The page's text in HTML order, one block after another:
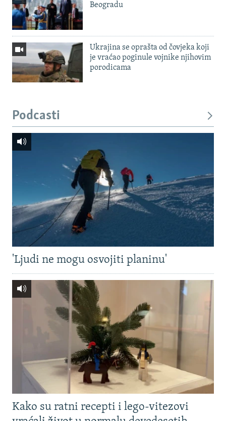
Beogradu
Ukrajina se oprašta od čovjeka koji
je vraćao poginule vojnike njihovim
porodicama
Podcasti
'Ljudi ne mogu osvojiti planinu'
Kako su ratni recepti i lego-vitezovi